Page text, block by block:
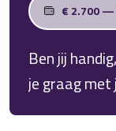
€ 2.700 —
Ben jij
je graag met
mooie